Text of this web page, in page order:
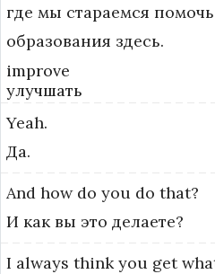
где мы стараемся
образования здесь.
improve
улучшать
Yeah.
Да.
And how do you do that?
И как вы это делаете?
I always think you get